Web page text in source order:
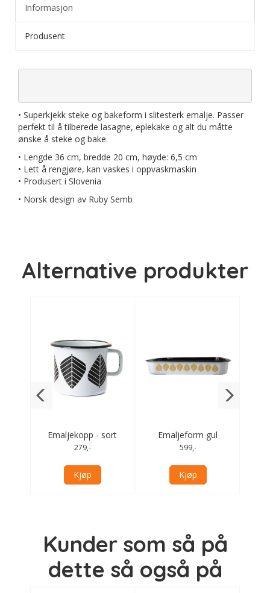
Informasjon
Produsent
• Superkjekk steke og bakeform i slitesterk emalje. Passer
perfekt til å tilberede lasagne, eplekake og alt du måtte
ønske å steke og bake.
• Lengde 36 cm, bredde 20 cm, høyde: 6,5 cm
• Lett å rengjøre, kan vaskes i oppvaskmaskin
• Produsert i Slovenia
• Norsk design av Ruby Semb
Alternative produkter
Emaljekopp - sort
279,-
Kjøp
Emaljeform gul
599,-
Kjøp
Kunder som så på
dette så også på